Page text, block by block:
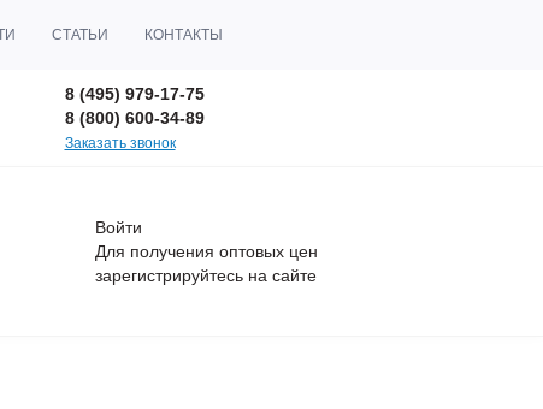
СТАТЬИ КОНТАКТЫ
8 (495) 979-17-75
8 (800) 600-34-89
Заказать звонок
Войти
Для получения оптовых цен
зарегистрируйтесь на сайте